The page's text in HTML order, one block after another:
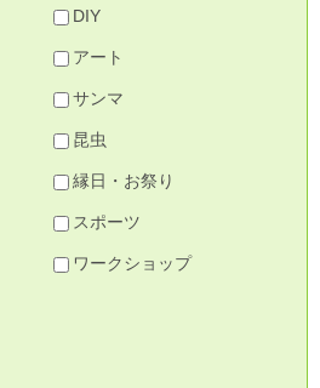
DIY
アート
サンマ
昆虫
縁日・お祭り
スポーツ
ワークショップ